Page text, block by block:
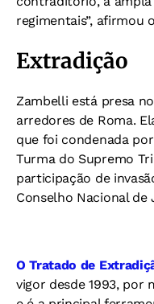
regimentais”, afirmou
Extradição
Zambelli está presa
arredores de Roma.
que foi condenada
Turma do Supremo
participação de
Conselho Nacional de
O Tratado de
vigor desde 1993, por